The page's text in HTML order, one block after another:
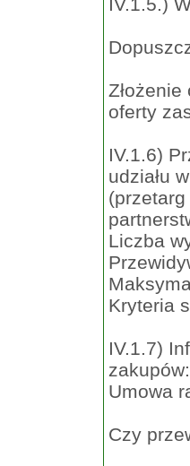
IV.1.5.)
oferty
IV.1.6)
udziału
Liczba
Kryteria
IV.1.7)
zakupów:
Umowa
Czy